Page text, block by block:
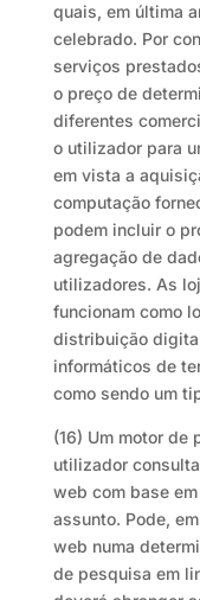
quais, em última
celebrado. Por
serviços
o preço de
diferentes
o utilizador para
em vista a
computação
podem incluir o
agregação de
utilizadores. As
funcionam como
distribuição
informáticos de
como sendo um
(16) Um motor
utilizador
web com base
assunto. Pode,
web numa
de pesquisa em